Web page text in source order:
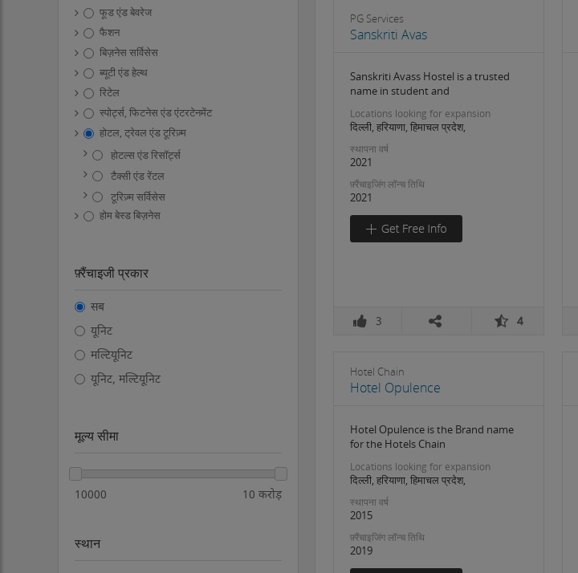
फूड एंड बेवरेज
फैशन
बिज़नेस सर्विसेस
ब्यूटी एंड हेल्थ
रिटेल
स्पोर्ट्स, फिटनेस एंड एंटरटेनमेंट
होटल, ट्रेवल एंड टूरिज़्म
होटल्स एंड रिसॉर्ट्स
टैक्सी एंड रेंटल
टूरिज़्म सर्विसेस
होम बेस्ड बिज़नेस
फ़्रैंचाइजी प्रकार
सब
यूनिट
मल्टियूनिट
यूनिट, मल्टियूनिट
मूल्य सीमा
10000 10 करोड़
स्थान
PG Services
Sanskriti Avas
Sanskriti Avass Hostel is a trusted
name in student and
Locations looking for expansion
दिल्ली, हरियाणा, हिमाचल प्रदेश,
स्थापना वर्ष
2021
फ़्रैंचाइजिंग लॉन्च तिथि
2021
3 4
Hotel Chain
Hotel Opulence
Hotel Opulence is the Brand name
for the Hotels Chain
Locations looking for expansion
दिल्ली, हरियाणा, हिमाचल प्रदेश,
स्थापना वर्ष
2015
फ़्रैंचाइजिंग लॉन्च तिथि
2019